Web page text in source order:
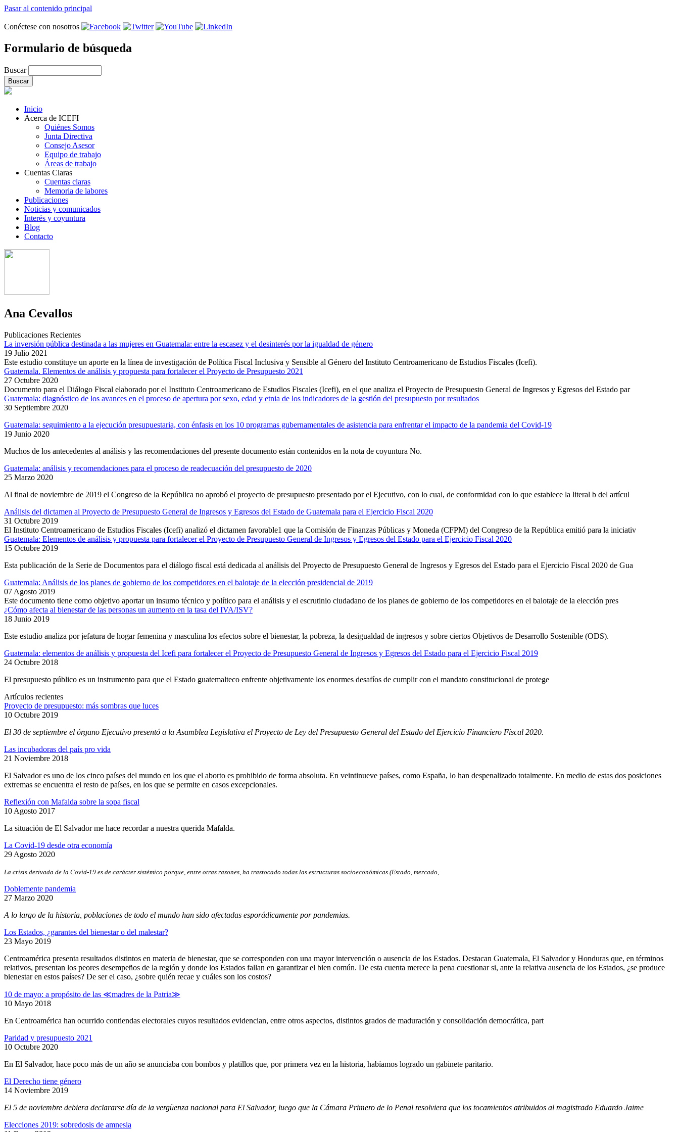
Pasar al contenido principal
Conéctese con nosotros
Formulario de búsqueda
Buscar
Inicio
Acerca de ICEFI
Quiénes Somos
Junta Directiva
Consejo Asesor
Equipo de trabajo
Áreas de trabajo
Cuentas Claras
Cuentas claras
Memoria de labores
Publicaciones
Noticias y comunicados
Interés y coyuntura
Blog
Contacto
Ana Cevallos
Publicaciones Recientes
La inversión pública destinada a las mujeres en Guatemala: entre la escasez y el desinterés por la igualdad de género
19 Julio 2021
Este estudio constituye un aporte en la línea de investigación de Política Fiscal Inclusiva y Sensible al Género del Instituto Centroamericano de Estudios Fiscales (Icefi).
Guatemala. Elementos de análisis y propuesta para fortalecer el Proyecto de Presupuesto 2021
27 Octubre 2020
Documento para el Diálogo Fiscal elaborado por el Instituto Centroamericano de Estudios Fiscales (Icefi), en el que analiza el Proyecto de Presupuesto General de Ingresos y Egresos del Estado par
Guatemala: diagnóstico de los avances en el proceso de apertura por sexo, edad y etnia de los indicadores de la gestión del presupuesto por resultados
30 Septiembre 2020
Guatemala: seguimiento a la ejecución presupuestaria, con énfasis en los 10 programas gubernamentales de asistencia para enfrentar el impacto de la pandemia del Covid-19
19 Junio 2020
Muchos de los antecedentes al análisis y las recomendaciones del presente documento están contenidos en la nota de coyuntura No.
Guatemala: análisis y recomendaciones para el proceso de readecuación del presupuesto de 2020
25 Marzo 2020
Al final de noviembre de 2019 el Congreso de la República no aprobó el proyecto de presupuesto presentado por el Ejecutivo, con lo cual, de conformidad con lo que establece la literal b del artícul
Análisis del dictamen al Proyecto de Presupuesto General de Ingresos y Egresos del Estado de Guatemala para el Ejercicio Fiscal 2020
31 Octubre 2019
El Instituto Centroamericano de Estudios Fiscales (Icefi) analizó el dictamen favorable1 que la Comisión de Finanzas Públicas y Moneda (CFPM) del Congreso de la República emitió para la iniciativ
Guatemala: Elementos de análisis y propuesta para fortalecer el Proyecto de Presupuesto General de Ingresos y Egresos del Estado para el Ejercicio Fiscal 2020
15 Octubre 2019
Esta publicación de la Serie de Documentos para el diálogo fiscal está dedicada al análisis del Proyecto de Presupuesto General de Ingresos y Egresos del Estado para el Ejercicio Fiscal 2020 de Gua
Guatemala: Análisis de los planes de gobierno de los competidores en el balotaje de la elección presidencial de 2019
07 Agosto 2019
Este documento tiene como objetivo aportar un insumo técnico y político para el análisis y el escrutinio ciudadano de los planes de gobierno de los competidores en el balotaje de la elección pres
¿Cómo afecta al bienestar de las personas un aumento en la tasa del IVA/ISV?
18 Junio 2019
Este estudio analiza por jefatura de hogar femenina y masculina los efectos sobre el bienestar, la pobreza, la desigualdad de ingresos y sobre ciertos Objetivos de Desarrollo Sostenible (ODS).
Guatemala: elementos de análisis y propuesta del Icefi para fortalecer el Proyecto de Presupuesto General de Ingresos y Egresos del Estado para el Ejercicio Fiscal 2019
24 Octubre 2018
El presupuesto público es un instrumento para que el Estado guatemalteco enfrente objetivamente los enormes desafíos de cumplir con el mandato constitucional de protege
Artículos recientes
Proyecto de presupuesto: más sombras que luces
10 Octubre 2019
El 30 de septiembre el órgano Ejecutivo presentó a la Asamblea Legislativa el Proyecto de Ley del Presupuesto General del Estado del Ejercicio Financiero Fiscal 2020.
Las incubadoras del país pro vida
21 Noviembre 2018
El Salvador es uno de los cinco países del mundo en los que el aborto es prohibido de forma absoluta. En veintinueve países, como España, lo han despenalizado totalmente. En medio de estas dos posiciones
extremas se encuentra el resto de países, en los que se permite en casos excepcionales.
Reflexión con Mafalda sobre la sopa fiscal
10 Agosto 2017
La situación de El Salvador me hace recordar a nuestra querida Mafalda.
La Covid-19 desde otra economía
29 Agosto 2020
La crisis derivada de la Covid-19 es de carácter sistémico porque, entre otras razones, ha trastocado todas las estructuras socioeconómicas (Estado, mercado,
Doblemente pandemia
27 Marzo 2020
A lo largo de la historia, poblaciones de todo el mundo han sido afectadas esporádicamente por pandemias.
Los Estados, ¿garantes del bienestar o del malestar?
23 Mayo 2019
Centroamérica presenta resultados distintos en materia de bienestar, que se corresponden con una mayor intervención o ausencia de los Estados. Destacan Guatemala, El Salvador y Honduras que, en términos
relativos, presentan los peores desempeños de la región y donde los Estados fallan en garantizar el bien común. De esta cuenta merece la pena cuestionar si, ante la relativa ausencia de los Estados, ¿se produce
bienestar en estos países? De ser el caso, ¿sobre quién recae y cuáles son los costos?
10 de mayo: a propósito de las ≪madres de la Patria≫
10 Mayo 2018
En Centroamérica han ocurrido contiendas electorales cuyos resultados evidencian, entre otros aspectos, distintos grados de maduración y consolidación democrática, part
Paridad y presupuesto 2021
10 Octubre 2020
En El Salvador, hace poco más de un año se anunciaba con bombos y platillos que, por primera vez en la historia, habíamos logrado un gabinete paritario.
El Derecho tiene género
14 Noviembre 2019
El 5 de noviembre debiera declararse día de la vergüenza nacional para El Salvador, luego que la Cámara Primero de lo Penal resolviera que los tocamientos atribuidos al magistrado Eduardo Jaime
Elecciones 2019: sobredosis de amnesia